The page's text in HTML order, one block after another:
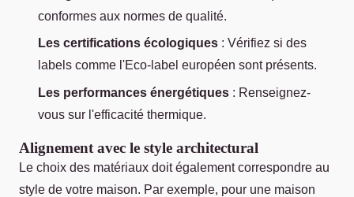
conformes aux normes de qualité.
Les certifications écologiques : Vérifiez si des
labels comme l'Eco-label européen sont présents.
Les performances énergétiques : Renseignez-
vous sur l'efficacité thermique.
Alignement avec le style architectural
Le choix des matériaux doit également correspondre au
style de votre maison. Par exemple, pour une maison